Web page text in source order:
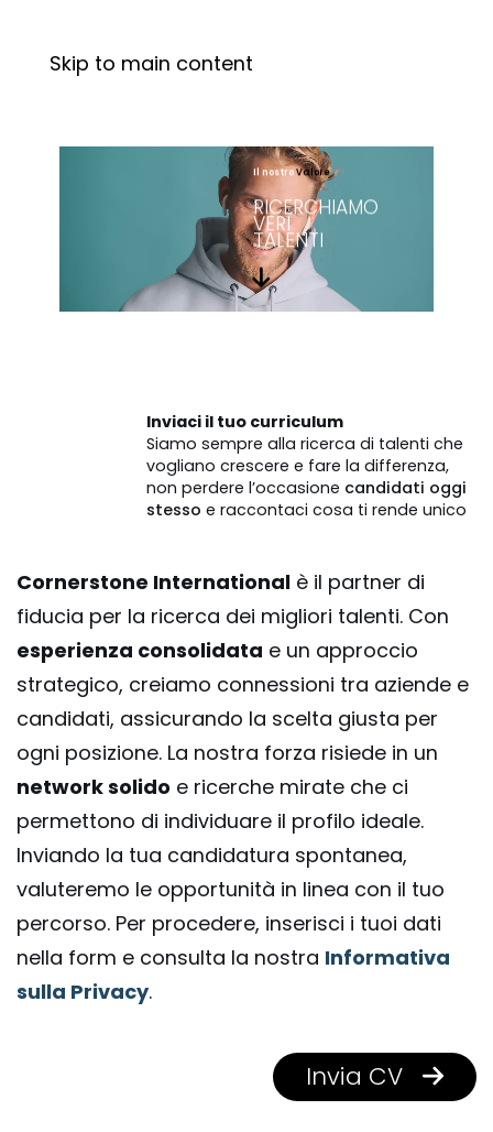
Skip to main content
Il nostroValore
RICERCHIAMO
VERI
TALENTI
Inviaci il tuo curriculum
Siamo sempre alla ricerca di talenti che
vogliano crescere e fare la differenza,
non perdere l’occasione candidati oggi
stesso e raccontaci cosa ti rende unico
Cornerstone International è il partner di
fiducia per la ricerca dei migliori talenti. Con
esperienza consolidata e un approccio
strategico, creiamo connessioni tra aziende e
candidati, assicurando la scelta giusta per
ogni posizione. La nostra forza risiede in un
network solido e ricerche mirate che ci
permettono di individuare il profilo ideale.
Inviando la tua candidatura spontanea,
valuteremo le opportunità in linea con il tuo
percorso. Per procedere, inserisci i tuoi dati
nella form e consulta la nostra Informativa
sulla Privacy.
Invia CV